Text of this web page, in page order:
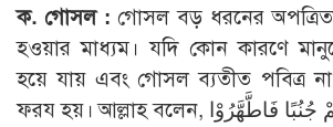
ক. গোসল : গোসল বড় ধরনের
হওয়ার মাধ্যম। যদি কোন কারণে
হয়ে যায় এবং গোসল ব্যতীত পবিত্র
ফরয হয়। আল্লাহ বলেন, وَإِنْ كُنْتُمْ جُنُبًا فَاطَّهَّرُوْا- ‘আর যদি